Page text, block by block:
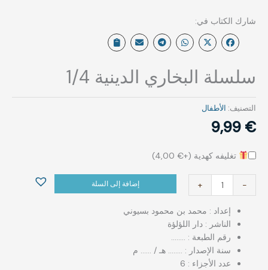
سلسلة البخاري الدينية 1/4
التصنيف: الأطفال
9,99 €
تغليفه كهدية (+ 4,00€
)
-
+ إضافة إلى السلة
إعداد : محمد بن محمود بسيوني
الناشر : دار اللؤلؤة
رقم الطبعة : ……..
سنة الإصدار : …….. هـ / …… م
عدد الأجزاء : 6